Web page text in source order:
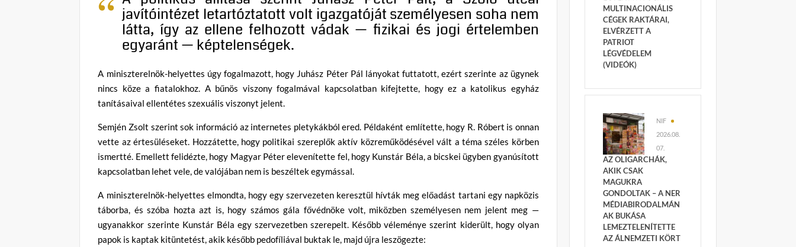
javítóintézet letartóztatott volt igazgatóját személyesen soha nem
látta, így az ellene felhozott vádak — fizikai és jogi értelemben
egyaránt — képtelenségek.
A miniszterelnök-helyettes úgy fogalmazott, hogy Juhász Péter Pál lányokat futtatott, ezért szerinte az ügynek
nincs köze a fiatalokhoz. A bűnös viszony fogalmával kapcsolatban kifejtette, hogy ez a katolikus egyház
tanításaival ellentétes szexuális viszonyt jelent.
Semjén Zsolt szerint sok információ az internetes pletykákból ered. Példaként említette, hogy R. Róbert is onnan
vette az értesüléseket. Hozzátette, hogy politikai szereplők aktív közreműködésével vált a téma széles körben
ismertté. Emellett felidézte, hogy Magyar Péter elevenítette fel, hogy Kunstár Béla, a bicskei ügyben gyanúsított
kapcsolatban lehet vele, de valójában nem is beszéltek egymással.
A miniszterelnök-helyettes elmondta, hogy egy szervezeten keresztül hívták meg előadást tartani egy napközis
táborba, és szóba hozta azt is, hogy számos gála fővédnöke volt, miközben személyesen nem jelent meg —
ugyanakkor szerinte Kunstár Béla egy szervezetben szerepelt. Később véleménye szerint kiderült, hogy olyan
papok is kaptak kitüntetést, akik később pedofíliával buktak le, majd újra leszögezte:
MULTINACIONÁLIS
CÉGEK RAKTÁRAI,
ELVÉRZETT A
PATRIOT
LÉGVÉDELEM
(VIDEÓK)
NIF
2026.08.
07.
AZ OLIGARCHÁK,
AKIK CSAK
MAGUKRA
GONDOLTAK – A NER
MÉDIABIRODALMÁN
AK BUKÁSA
LEMEZTELENÍTETTE
AZ ÁLNEMZETI KÖRT